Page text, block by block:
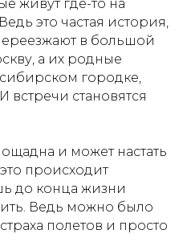
живут где-то на
это частая история,
в большой
а их родные
городке,
встречи становятся
и может настать
происходит
до конца жизни
Ведь можно было
полетов и просто